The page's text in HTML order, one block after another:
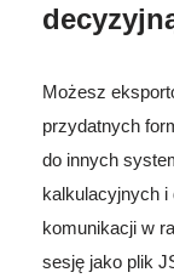
Możesz
przydatnych
do innych
kalkulacyjnych i
komunikacji w
sesję jako plik